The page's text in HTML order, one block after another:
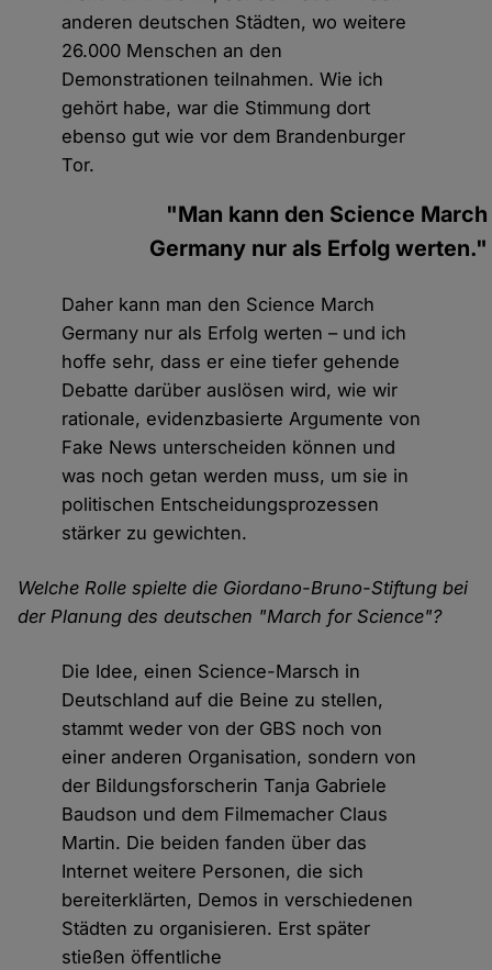
anderen deutschen Städten, wo weitere
26.000 Menschen an den
Demonstrationen teilnahmen. Wie ich
gehört habe, war die Stimmung dort
ebenso gut wie vor dem Brandenburger
Tor.
"Man kann den Science March
Germany nur als Erfolg werten."
Daher kann man den Science March
Germany nur als Erfolg werten – und ich
hoffe sehr, dass er eine tiefer gehende
Debatte darüber auslösen wird, wie wir
rationale, evidenzbasierte Argumente von
Fake News unterscheiden können und
was noch getan werden muss, um sie in
politischen Entscheidungsprozessen
stärker zu gewichten.
Welche Rolle spielte die Giordano-Bruno-Stiftung bei
der Planung des deutschen "March for Science"?
Die Idee, einen Science-Marsch in
Deutschland auf die Beine zu stellen,
stammt weder von der GBS noch von
einer anderen Organisation, sondern von
der Bildungsforscherin Tanja Gabriele
Baudson und dem Filmemacher Claus
Martin. Die beiden fanden über das
Internet weitere Personen, die sich
bereiterklärten, Demos in verschiedenen
Städten zu organisieren. Erst später
stießen öffentliche